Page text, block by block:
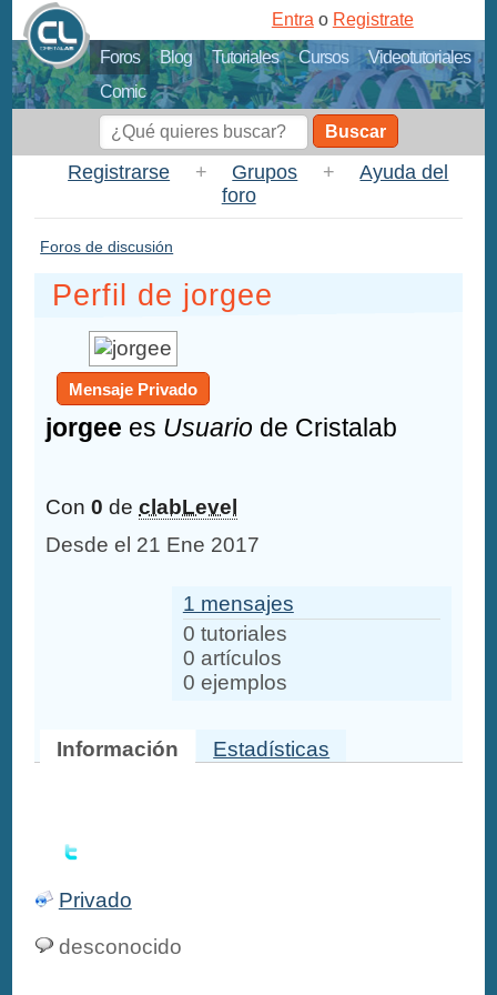
Foros Blog Tutoriales Cursos
Videotutoriales
Comic
Entra o Registrate
Buscar
Registrarse + Grupos +
Ayuda del
foro
Foros de discusión
Perfil de jorgee
Mensaje Privado
jorgee es Usuario de Cristalab
Con0 declabLevel
Desde el 21 Ene 2017
1 mensajes
0 tutoriales
0 artículos
0 ejemplos
Información Estadísticas
Privado
desconocido